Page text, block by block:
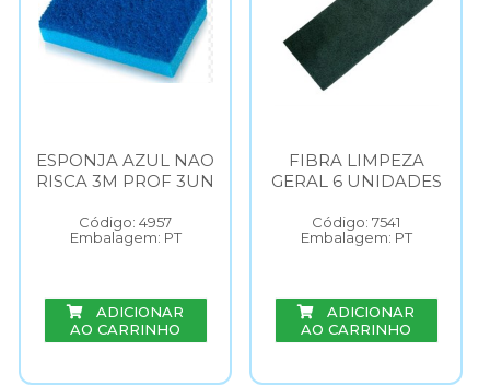
ESPONJA AZUL NAO
RISCA 3M PROF 3UN
Código: 4957
Embalagem: PT
ADICIONAR
AO CARRINHO
FIBRA LIMPEZA
GERAL 6 UNIDADES
Código: 7541
Embalagem: PT
ADICIONAR
AO CARRINHO